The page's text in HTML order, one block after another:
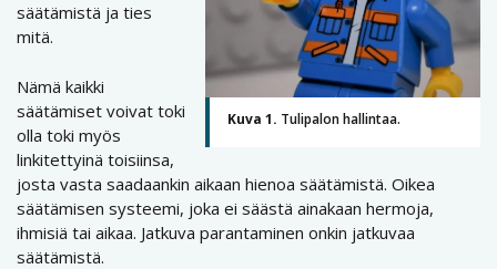
Kuva 1. Tulipalon hallintaa.
säätämistä ja ties
mitä.
Nämä kaikki
säätämiset voivat toki
olla toki myös
linkitettyinä toisiinsa,
josta vasta saadaankin aikaan hienoa säätämistä. Oikea
säätämisen systeemi, joka ei säästä ainakaan hermoja,
ihmisiä tai aikaa. Jatkuva parantaminen onkin jatkuvaa
säätämistä.